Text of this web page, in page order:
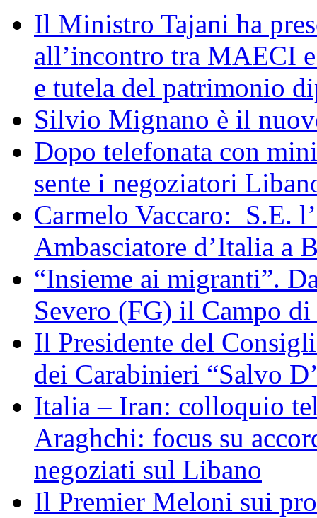
Il Ministro Tajani ha
all’incontro tra MAECI
e tutela del patrimonio
Silvio Mignano è il
Dopo telefonata con
sente i negoziatori
Carmelo Vaccaro: S.E.
Ambasciatore d’Italia a
“Insieme ai migranti”.
Severo (FG) il Campo
Il Presidente del
dei Carabinieri “Salvo
Italia – Iran: colloquio
Araghchi: focus su
negoziati sul Libano
Il Premier Meloni sui